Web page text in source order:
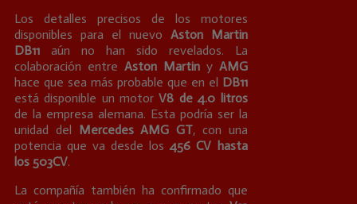
Los detalles precisos de los motores
disponibles para el nuevo Aston Martin
DB11 aún no han sido revelados. La
colaboración entre Aston Martiny AMG
hace que sea más probable que en el DB11
está disponible un motorV8 de 4.0 litros
de la empresa alemana. Esta podría ser la
unidad del Mercedes AMG GT, con una
potencia que va desde los456 CV hasta
los 503CV.
La compañía también ha confirmado que